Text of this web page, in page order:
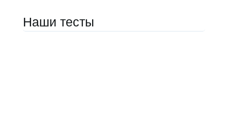
Наши тесты